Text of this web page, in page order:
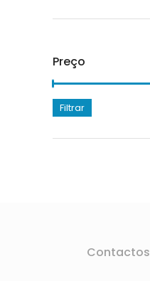
Preço
Filtrar
Contactos